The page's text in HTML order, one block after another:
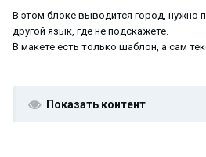
В этом блоке выводится город, нужно
другой язык, где не подскажете.
В макете есть только шаблон, а сам
Показать контент